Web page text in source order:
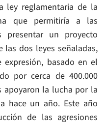
ley reglamentaria de la
que permitiría a las
presentar un proyecto
dos leyes señaladas,
basado en el
por cerca de 400.000
apoyaron la lucha por la
hace un año. Este año
de las agresiones